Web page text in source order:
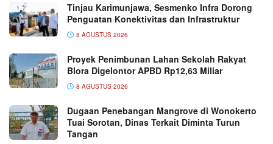
Tinjau Karimunjawa, Sesmenko Infra Dorong
Penguatan Konektivitas dan Infrastruktur
8 AGUSTUS 2026
Proyek Penimbunan Lahan Sekolah Rakyat
Blora Digelontor APBD Rp12,63 Miliar
8 AGUSTUS 2026
Dugaan Penebangan Mangrove di Wonokerto
Tuai Sorotan, Dinas Terkait Diminta Turun
Tangan